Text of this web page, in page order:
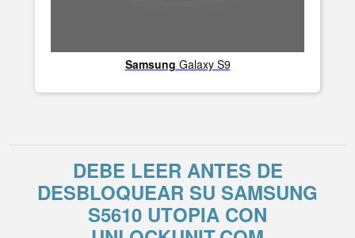
Samsung Galaxy S9
DEBE LEER ANTES DE
DESBLOQUEAR SU SAMSUNG
S5610 UTOPIA CON